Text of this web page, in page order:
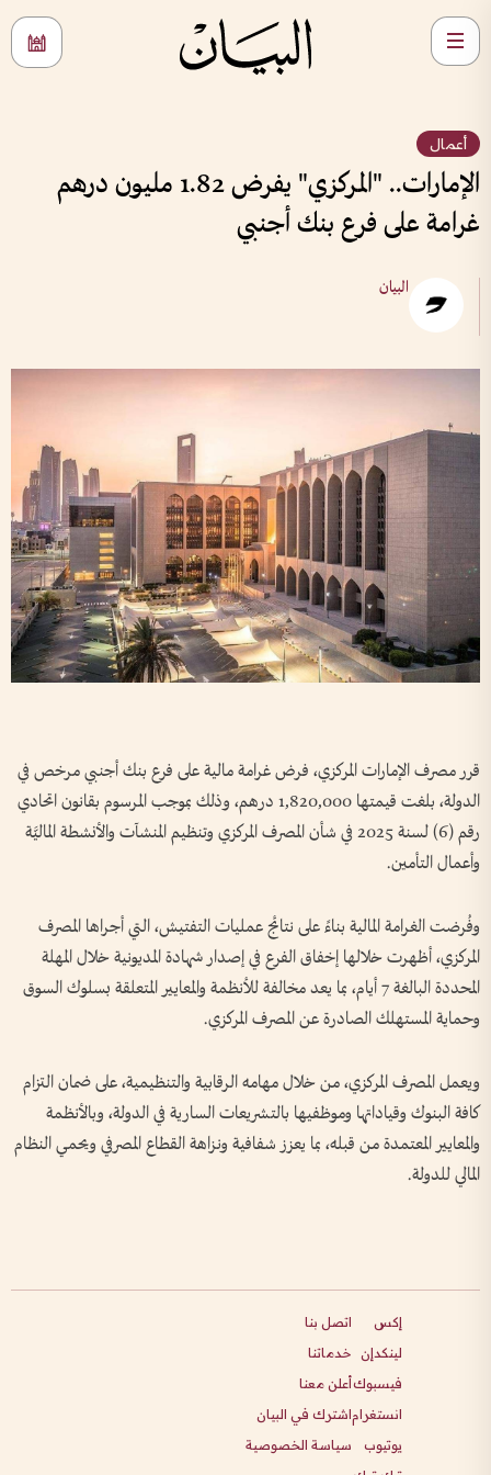
أعمال
الإمارات.. "المركزي" يفرض 1.82 مليون درهم
غرامة على فرع بنك أجنبي
البيان
قرر مصرف الإمارات المركزي، فرض غرامة مالية على فرع بنك أجنبي مرخص في
الدولة، بلغت قيمتها 1,820,000 درهم، وذلك بموجب المرسوم بقانون اتحادي
رقم (6) لسنة 2025 في شأن المصرف المركزي وتنظيم المنشآت والأنشطة الماليَّة
وأعمال التأمين.
وفُرضت الغرامة المالية بناءً على نتائج عمليات التفتيش، التي أجراها المصرف
المركزي، أظهرت خلالها إخفاق الفرع في إصدار شهادة المديونية خلال المهلة
المحددة البالغة 7 أيام، بما يعد مخالفة للأنظمة والمعايير المتعلقة بسلوك السوق
وحماية المستهلك الصادرة عن المصرف المركزي.
ويعمل المصرف المركزي، من خلال مهامه الرقابية والتنظيمية، على ضمان التزام
كافة البنوك وقياداتها وموظفيها بالتشريعات السارية في الدولة، وبالأنظمة
والمعايير المعتمدة من قبله، بما يعزز شفافية ونزاهة القطاع المصرفي ويحمي النظام
المالي للدولة.
إكس
لينكدإن
فيسبوك
انستغرام
يوتيوب
اتصل بنا
خدماتنا
أعلن معنا
اشترك في البيان
سياسة الخصوصية